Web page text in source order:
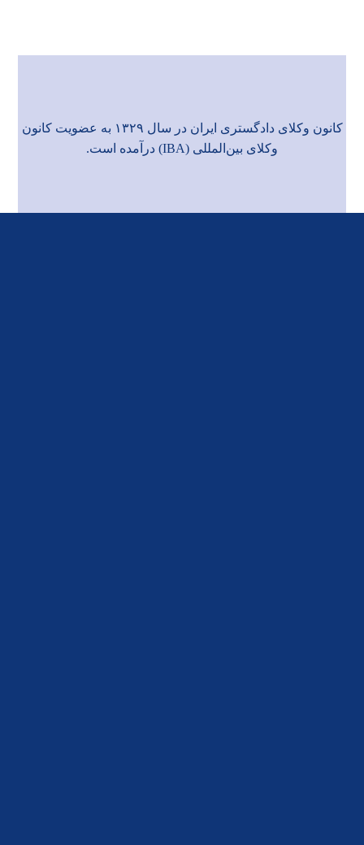
کانون وکلای دادگستری ایران در سال ۱۳۲۹ به عضویت
کانون
وکلای بین‌المللی (IBA)
درآمده است.